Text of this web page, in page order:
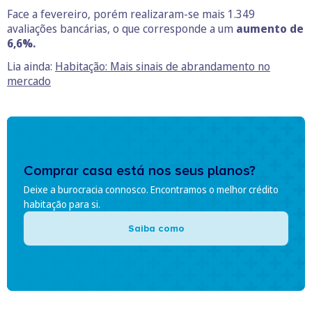
Face a fevereiro, porém realizaram-se mais 1.349
avaliações bancárias, o que corresponde a um aumento de
6,6%.
Lia ainda: Habitação: Mais sinais de abrandamento no
mercado
Comprar casa está nos seus planos?
Deixe a burocracia connosco. Encontramos o melhor crédito
habitação para si.
Saiba como